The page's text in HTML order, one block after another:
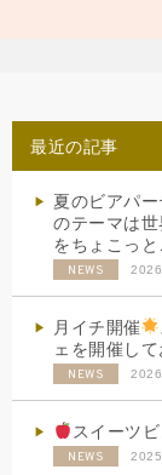
最近の記事
夏のビアパ
のテーマは世
をちょこっ
NEWS
月イチ開催
ェを開催し
NEWS
スイーツ
NEWS